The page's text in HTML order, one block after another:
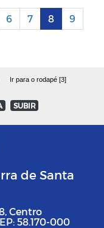
6 7 8
9
Ir para o rodapé [3]
SUBIR
de Santa
Centro
58.170-000